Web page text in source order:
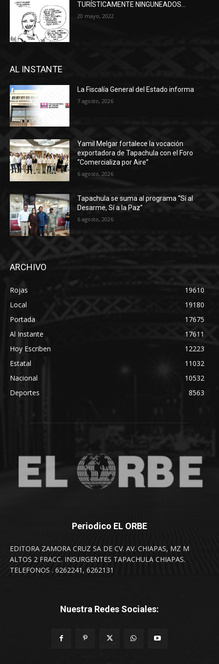
TURÍSTICAMENTE NINGUNEADOS…
20 mayo, 2022
AL INSTANTE
La Fiscalía General del Estado informa
7 agosto, 2026
Yamil Melgar fortalece la vocación
exportadora de Tapachula con el Foro
“Comercializa por Aire”
6 agosto, 2026
Tapachula se suma al programa “Sí al
Desarme, Sí a la Paz”
6 agosto, 2026
ARCHIVO
Rojas
19610
Local
19180
Portada
17675
Al Instante
17611
Hoy Escriben
12223
Estatal
11032
Nacional
10532
Deportes
8563
Periodico EL ORBE
EDITORA ZAMORA CRUZ SA DE CV. AV. CHIAPAS, MZ M
ALTOS 2 FRACC. INSURGENTES TAPACHULA CHIAPAS.
TELEFONOS . 6262241, 6262131
Nuestra Redes Sociales: